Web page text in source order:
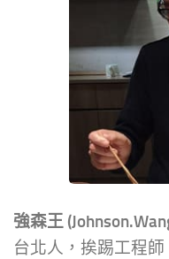
強森王
台北人，挨踢工程